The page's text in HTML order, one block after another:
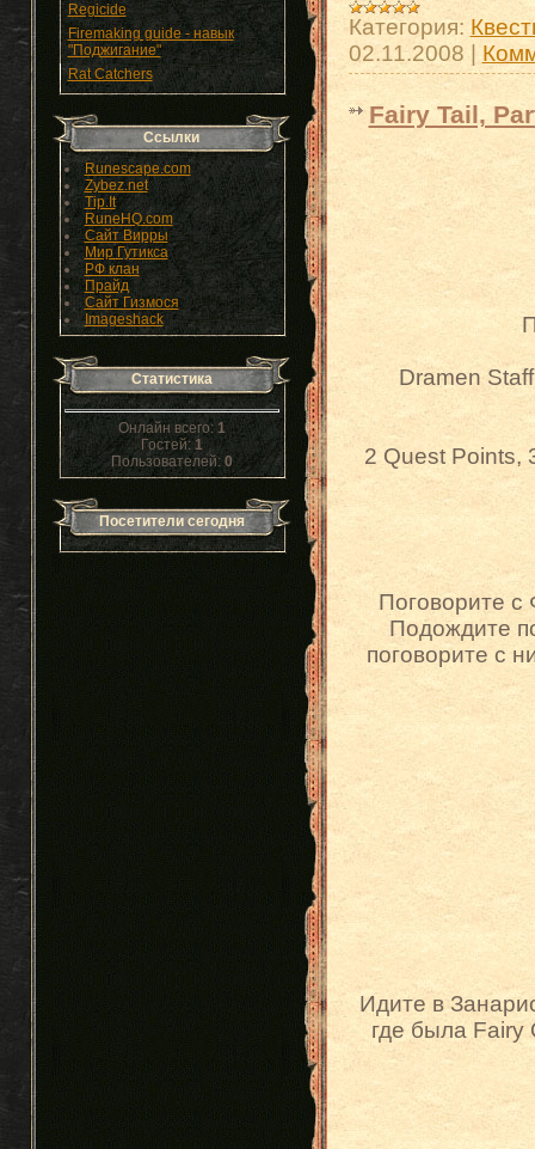
Regicide
Firemaking guide - навык
"Поджигание"
Rat Catchers
Ссылки
Runescape.com
Zybez.net
Tip.It
RuneHQ.com
Сайт Вирры
Мир Гутикса
РФ клан
Прайд
Сайт Гизмося
Imageshack
Статистика
Онлайн всего: 1
Гостей: 1
Пользователей: 0
Посетители сегодня
Категория:
02.11.2008
Fairy Tail,
Dramen
2 Quest Points,
Поговорите с
Подождите
поговорите с
Идите в
где была